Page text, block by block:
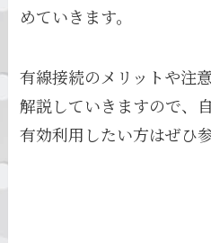
めていきます。
有線接続のメリットや注
解説していきますので、
有効利用したい方はぜひ